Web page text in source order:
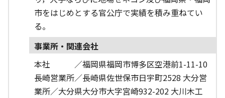
市をはじめとする官公庁で実績を積み重ねてい
る。
事業所・関連会社
本社 ／福岡県福岡市博多区空港前1-11-10
長崎営業所／長崎県佐世保市日宇町2528 大分営
業所／大分県大分市大字宮崎932-202 大川木工